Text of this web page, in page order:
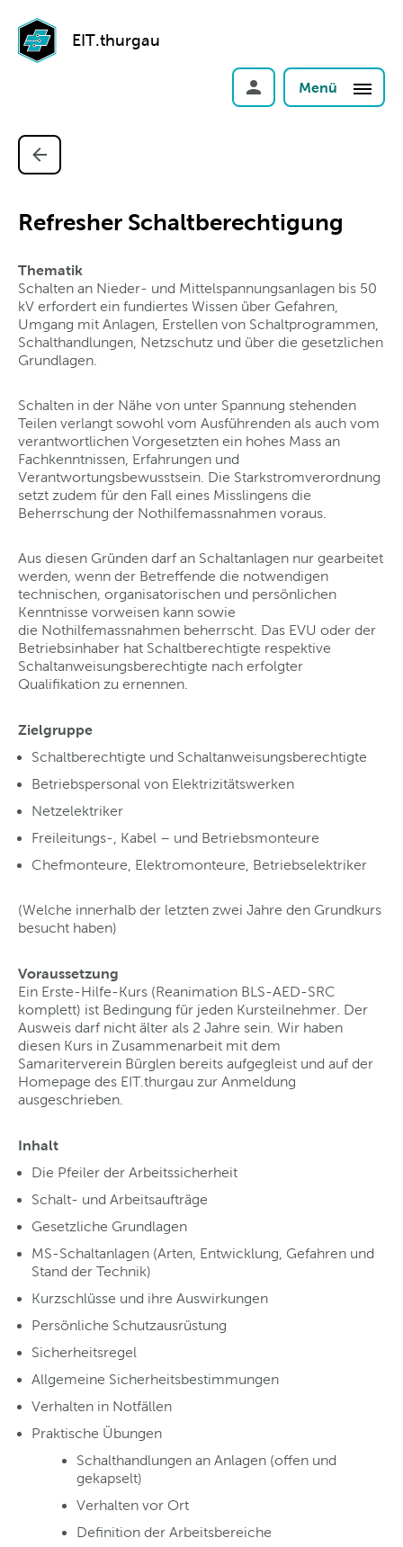
EIT.thurgau
Menü
Refresher Schaltberechtigung
Thematik
Schalten an Nieder- und Mittelspannungsanlagen bis 50
kV erfordert ein fundiertes Wissen über Gefahren,
Umgang mit Anlagen, Erstellen von Schaltprogrammen,
Schalthandlungen, Netzschutz und über die gesetzlichen
Grundlagen.
Schalten in der Nähe von unter Spannung stehenden
Teilen verlangt sowohl vom Ausführenden als auch vom
verantwortlichen Vorgesetzten ein hohes Mass an
Fachkenntnissen, Erfahrungen und
Verantwortungsbewusstsein. Die Starkstromverordnung
setzt zudem für den Fall eines Misslingens die
Beherrschung der Nothilfemassnahmen voraus.
Aus diesen Gründen darf an Schaltanlagen nur gearbeitet
werden, wenn der Betreffende die notwendigen
technischen, organisatorischen und persönlichen
Kenntnisse vorweisen kann sowie
die Nothilfemassnahmen beherrscht. Das EVU oder der
Betriebsinhaber hat Schaltberechtigte respektive
Schaltanweisungsberechtigte nach erfolgter
Qualifikation zu ernennen.
Zielgruppe
Schaltberechtigte und Schaltanweisungsberechtigte
Betriebspersonal von Elektrizitätswerken
Netzelektriker
Freileitungs-, Kabel – und Betriebsmonteure
Chefmonteure, Elektromonteure, Betriebselektriker
(Welche innerhalb der letzten zwei Jahre den Grundkurs
besucht haben)
Voraussetzung
Ein Erste-Hilfe-Kurs (Reanimation BLS-AED-SRC
komplett) ist Bedingung für jeden Kursteilnehmer. Der
Ausweis darf nicht älter als 2 Jahre sein. Wir haben
diesen Kurs in Zusammenarbeit mit dem
Samariterverein Bürglen bereits aufgegleist und auf der
Homepage des EIT.thurgau zur Anmeldung
ausgeschrieben.
Inhalt
Die Pfeiler der Arbeitssicherheit
Schalt- und Arbeitsaufträge
Gesetzliche Grundlagen
MS-Schaltanlagen (Arten, Entwicklung, Gefahren und
Stand der Technik)
Kurzschlüsse und ihre Auswirkungen
Persönliche Schutzausrüstung
Sicherheitsregel
Allgemeine Sicherheitsbestimmungen
Verhalten in Notfällen
Praktische Übungen
Schalthandlungen an Anlagen (offen und
gekapselt)
Verhalten vor Ort
Definition der Arbeitsbereiche